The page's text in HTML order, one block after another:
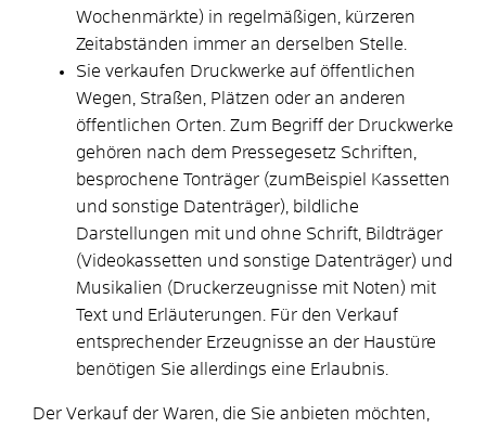
Wochenmärkte) in regelmäßigen, kürzeren
Zeitabständen immer an derselben Stelle.
Sie verkaufen Druckwerke auf öffentlichen
Wegen, Straßen, Plätzen oder an anderen
öffentlichen Orten. Zum Begriff der Druckwerke
gehören nach dem Pressegesetz Schriften,
besprochene Tonträger (zumBeispiel Kassetten
und sonstige Datenträger), bildliche
Darstellungen mit und ohne Schrift, Bildträger
(Videokassetten und sonstige Datenträger) und
Musikalien (Druckerzeugnisse mit Noten) mit
Text und Erläuterungen. Für den Verkauf
entsprechender Erzeugnisse an der Haustüre
benötigen Sie allerdings eine Erlaubnis.
Der Verkauf der Waren, die Sie anbieten möchten,